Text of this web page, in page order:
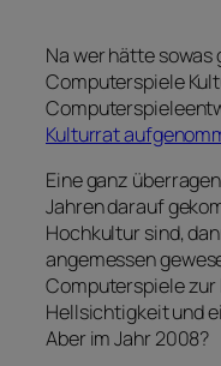
Na wer hätte
Computerspiele
Kulturrat
Eine ganz
Jahren darauf
Hochkultur sind,
angemessen
Computerspiele
Hellsichtigkeit und
Aber im Jahr 2008?